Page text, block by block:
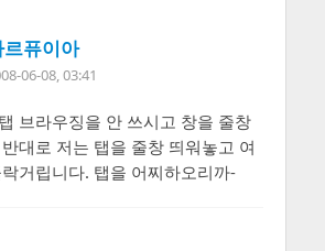
퓨이아
06-08, 03:41
브라우징을 안 쓰시고 창을 줄창
대로 저는 탭을 줄창 띄워놓고 여
거립니다. 탭을 어찌하오리까-